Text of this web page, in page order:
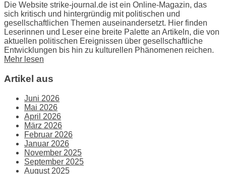
Die Website strike-journal.de ist ein Online-Magazin, das
sich kritisch und hintergründig mit politischen und
gesellschaftlichen Themen auseinandersetzt. Hier finden
Leserinnen und Leser eine breite Palette an Artikeln, die von
aktuellen politischen Ereignissen über gesellschaftliche
Entwicklungen bis hin zu kulturellen Phänomenen reichen.
Mehr lesen
Artikel aus
Juni 2026
Mai 2026
April 2026
März 2026
Februar 2026
Januar 2026
November 2025
September 2025
August 2025